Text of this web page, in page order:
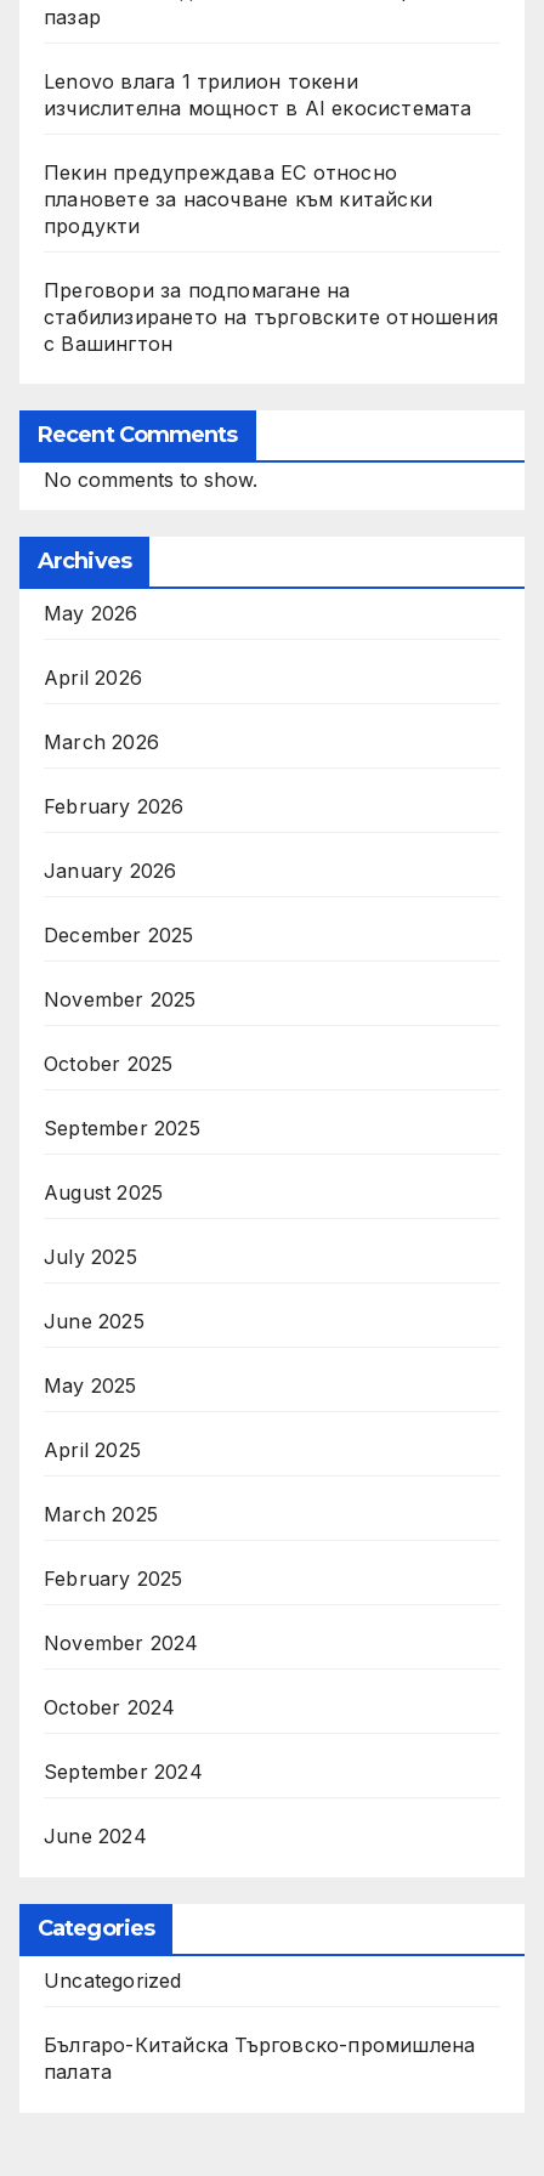
пазар
Lenovo влага 1 трилион токени
изчислителна мощност в AI екосистемата
Пекин предупреждава ЕС относно
плановете за насочване към китайски
продукти
Преговори за подпомагане на
стабилизирането на търговските отношения
с Вашингтон
Recent Comments
No comments to show.
Archives
May 2026
April 2026
March 2026
February 2026
January 2026
December 2025
November 2025
October 2025
September 2025
August 2025
July 2025
June 2025
May 2025
April 2025
March 2025
February 2025
November 2024
October 2024
September 2024
June 2024
Categories
Uncategorized
Българо-Китайска Търговско-промишлена
палaта